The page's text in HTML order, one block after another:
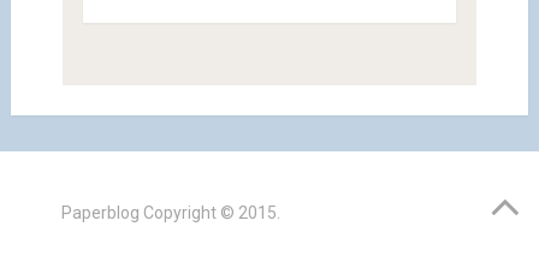
Paperblog Copyright © 2015.